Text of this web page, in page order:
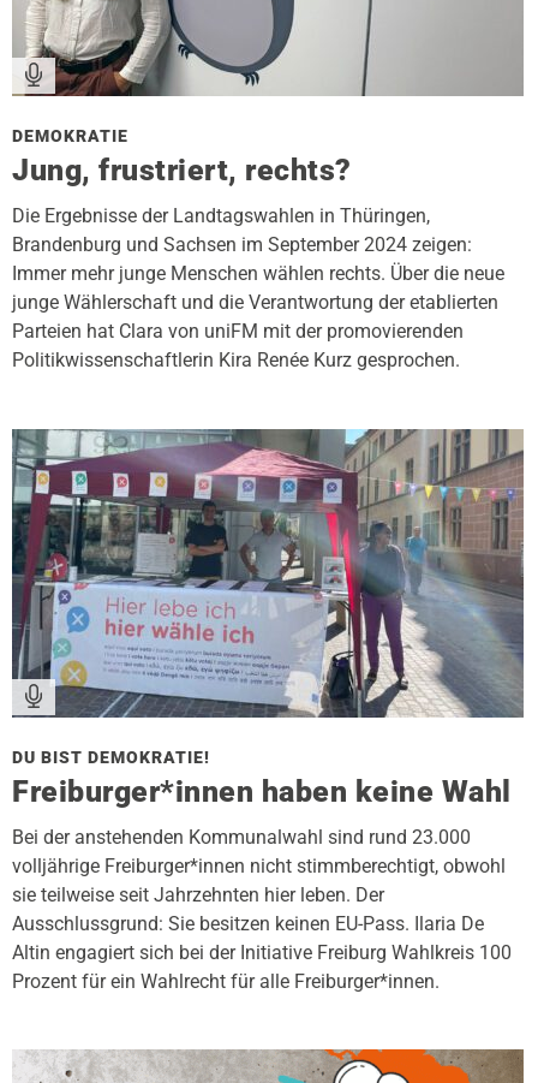
DEMOKRATIE
Jung, frustriert, rechts?
Die Ergebnisse der Landtagswahlen in Thüringen,
Brandenburg und Sachsen im September 2024 zeigen:
Immer mehr junge Menschen wählen rechts. Über die neue
junge Wählerschaft und die Verantwortung der etablierten
Parteien hat Clara von uniFM mit der promovierenden
Politikwissenschaftlerin Kira Renée Kurz gesprochen.
DU BIST DEMOKRATIE!
Freiburger*innen haben keine Wahl
Bei der anstehenden Kommunalwahl sind rund 23.000
volljährige Freiburger*innen nicht stimmberechtigt, obwohl
sie teilweise seit Jahrzehnten hier leben. Der
Ausschlussgrund: Sie besitzen keinen EU-Pass. Ilaria De
Altin engagiert sich bei der Initiative Freiburg Wahlkreis 100
Prozent für ein Wahlrecht für alle Freiburger*innen.